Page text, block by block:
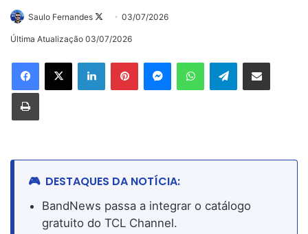
Saulo Fernandes
Follow03/07/2026
Última Atualização 03/07/2026
LinkedinPinterestMessengerWhatsAppTelegramCompartilhar via e-mail
Imprimir
DESTAQUES DA NOTÍCIA:
BandNews passa a integrar o catálogo
gratuito do TCL Channel.